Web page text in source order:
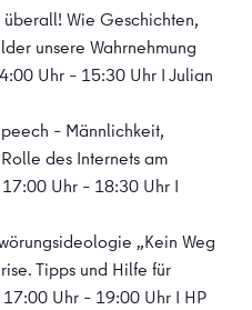
überall! Wie Geschichten,
unsere Wahrnehmung
Uhr – 15:30 Uhr I Julian
– Männlichkeit,
des Internets am
Uhr – 18:30 Uhr I
„Kein Weg
Tipps und Hilfe für
Uhr – 19:00 Uhr I HP